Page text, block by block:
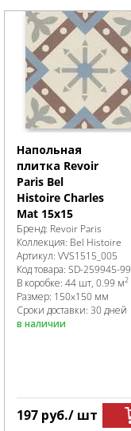
Напольная
плитка Revoir
Paris Bel
Histoire Charles
Mat 15x15
Бренд: Revoir Paris
Коллекция: Bel Histoire
Артикул: VVS1515_005
Код товара: SD-259945-99
В коробке: 44 шт, 0.99 м2
Размер: 150x150 мм
Сроки доставки: 30 дней
в наличии
197 руб./ шт